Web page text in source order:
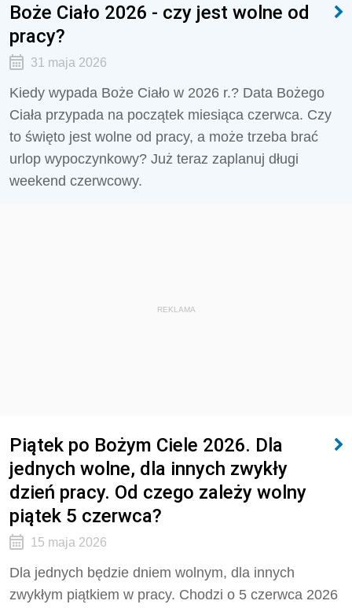
Boże Ciało 2026 - czy jest wolne od
pracy?
31 maja 2026
Kiedy wypada Boże Ciało w 2026 r.? Data Bożego
Ciała przypada na początek miesiąca czerwca. Czy
to święto jest wolne od pracy, a może trzeba brać
urlop wypoczynkowy? Już teraz zaplanuj długi
weekend czerwcowy.
REKLAMA
Piątek po Bożym Ciele 2026. Dla
jednych wolne, dla innych zwykły
dzień pracy. Od czego zależy wolny
piątek 5 czerwca?
15 maja 2026
Dla jednych będzie dniem wolnym, dla innych
zwykłym piątkiem w pracy. Chodzi o 5 czerwca 2026